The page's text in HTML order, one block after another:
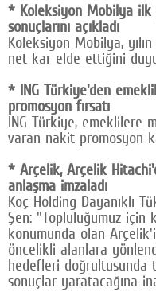
* Koleksiyon Mobilya
sonuçlarını açıkladı
Koleksiyon Mobilya,
net kar elde ettiğini
* ING Türkiye'den
promosyon fırsatı
ING Türkiye, emeklilere
varan nakit promosyon
* Arçelik, Arçelik
anlaşma imzaladı
Koç Holding Dayanıklı
Şen: "Topluluğumuz için
konumunda olan
öncelikli alanlara
hedefleri doğrultusunda
sonuçlar yaratacağına